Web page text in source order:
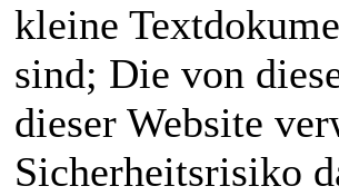
kleine
sind; Die von
dieser Website
Sicherheitsrisiko